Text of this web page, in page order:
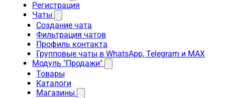
Регистрация
Чаты
Создание чата
Фильтрация чатов
Профиль контакта
Групповые чаты в WhatsApp, Telegram и MAX
Модуль "Продажи"
Товары
Каталоги
Магазины